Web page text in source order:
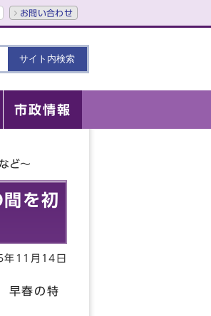
お問い合わせ
市政情報
ど～
を初
年11月14日
早春の特